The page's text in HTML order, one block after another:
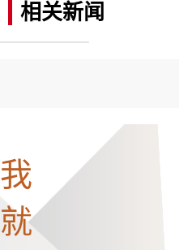
相关新闻
我
就